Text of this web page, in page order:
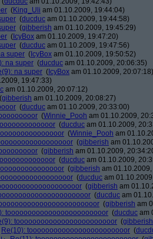
(King_Uli am 01.10.2009, 19:44:04)
(ducduc am 01.10.2009, 19:44:58)
(gibberish am 01.10.2009, 19:45:29)
( IcyBox am 01.10.2009, 19:47:20)
(ducduc am 01.10.2009, 19:47:56)
super ( IcyBox am 01.10.2009, 19:50:52)
na super (ducduc am 01.10.2009, 20:06:35)
na super ( IcyBox am 01.10.2009, 20:07:18)
19:47:33)
am 01.10.2009, 20:07:12)
(gibberish am 01.10.2009, 20:08:27)
(ducduc am 01.10.2009, 20:33:00)
(Winnie_Pooh am 01.10.2009,
(ducduc am 01.10.2009,
(Winnie_Pooh am
(gibberish am
(gibberish am 01.10.2009,
(ducduc am 01.10.2009,
(gibberish am
(ducduc am
(gibberish am
(ducduc am
(gibberish am
toooooooooooooooooooooooor (ducduc am
toooooooooooooooooooooooor (gibberish
Re(10): toooooooooooooooooooooooor (